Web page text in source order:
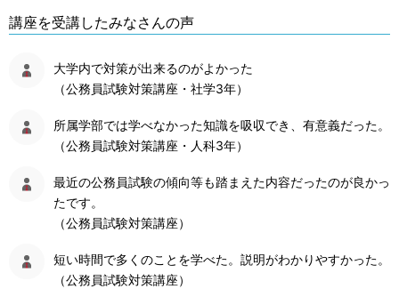
講座を受講したみなさんの声
大学内で対策が出来るのがよかった
（公務員試験対策講座・社学3年）
所属学部では学べなかった知識を吸収でき、有意義だった。
（公務員試験対策講座・人科3年）
最近の公務員試験の傾向等も踏まえた内容だったのが良かっ
たです。
（公務員試験対策講座）
短い時間で多くのことを学べた。説明がわかりやすかった。
（公務員試験対策講座）